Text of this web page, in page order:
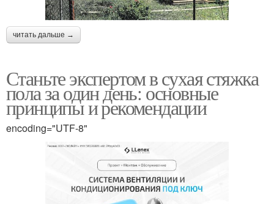
читать дальше →
Станьте экспертом в сухая стяжка
пола за один день: основные
принципы и рекомендации
encoding="UTF-8"